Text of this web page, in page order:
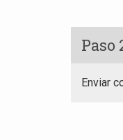
Paso
Enviar